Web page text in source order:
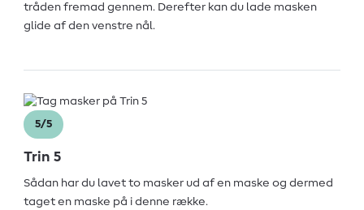
tråden fremad gennem. Derefter kan du lade masken
glide af den venstre nål.
5/5
Trin 5
Sådan har du lavet to masker ud af en maske og dermed
taget en maske på i denne række.